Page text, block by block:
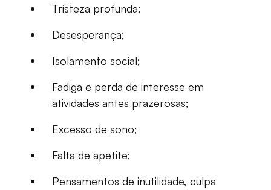
Tristeza profunda;
Desesperança;
Isolamento social;
Fadiga e perda de interesse em
atividades antes prazerosas;
Excesso de sono;
Falta de apetite;
Pensamentos de inutilidade, culpa